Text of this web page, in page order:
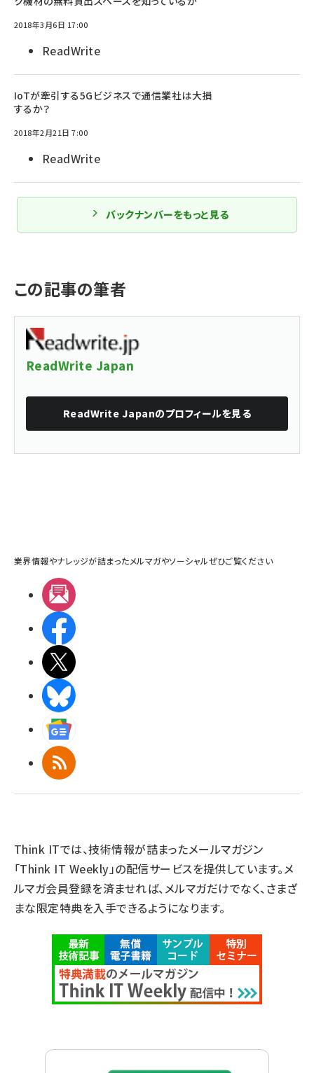
2018年3月6日 17:00
ReadWrite
IoTが牽引する5Gビジネスで通信業社は大損
するか？
2018年2月21日 7:00
ReadWrite
バックナンバーをもっと見る
この記事の筆者
ReadWrite Japan
ReadWrite Japanのプロフィールを見る
業界情報やナレッジが詰まったメルマガやソーシャルぜひご覧ください
RSS
Think ITでは、技術情報が詰まったメールマガジン
「Think IT Weekly」の配信サービスを提供しています。メ
ルマガ会員登録を済ませれば、メルマガだけでなく、さまざ
まな限定特典を入手できるようになります。